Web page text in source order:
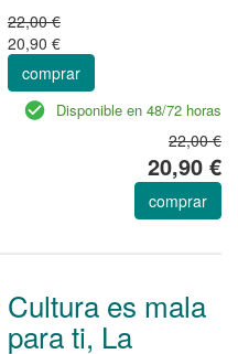
22,00 €
20,90 €
comprar
Disponible en 48/72 horas
22,00 €
20,90 €
comprar
Cultura es mala
para ti, La